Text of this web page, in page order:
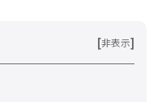
[非表示]